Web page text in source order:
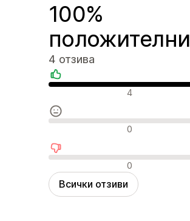
100%
положителни
4 отзива
Положителни отзиви
4
Неутрални отзиви
0
Отрицателни отзиви
0
Всички отзиви